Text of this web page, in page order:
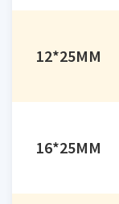
12*25MM
16*25MM